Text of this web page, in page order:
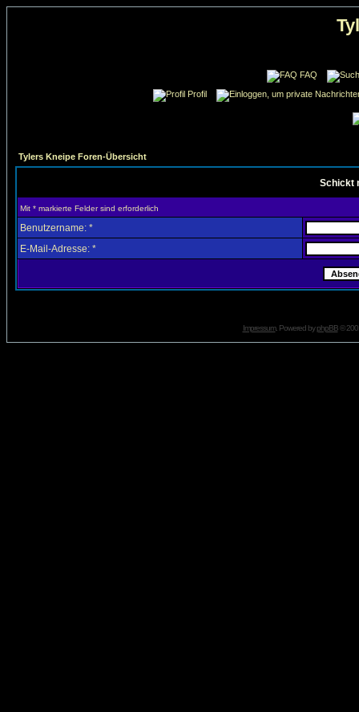
FAQ
Profil
Tylers Kneipe Foren-Übersicht
Schickt
Mit * markierte Felder sind erforderlich
Benutzername: *
E-Mail-Adresse: *
Impressum. Powered byphpBB©